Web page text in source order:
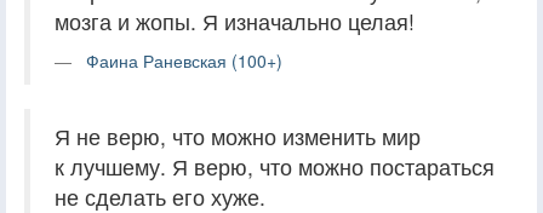
мозга и жопы. Я изначально целая!
Фаина Раневская (100+)
Я не верю, что можно изменить мир
к лучшему. Я верю, что можно постараться
не сделать его хуже.